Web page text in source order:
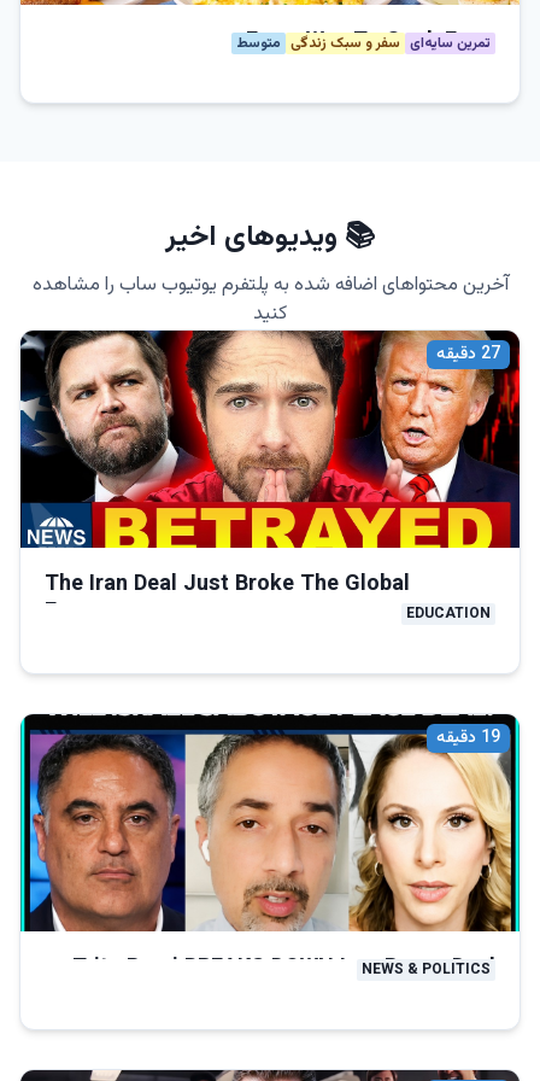
Every Way To Cook Eggs
تمرین سایه‌ای سفر و سبک زندگی متوسط
📚 ویدیوهای اخیر
آخرین محتواهای اضافه شده به پلتفرم یوتیوب ساب را مشاهده
کنید
27 دقیقه
The Iran Deal Just Broke The Global
Economy
EDUCATION
19 دقیقه
Trita Parsi BREAKS DOWN Iran Peace Deal
NEWS & POLITICS